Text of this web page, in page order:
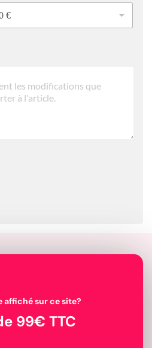
affiché sur ce site?
99€ TTC